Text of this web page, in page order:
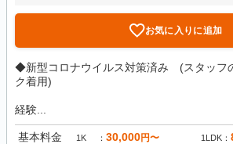
お気に入りに追加
◆新型コロナウイルス対策済み (スタッフ
ク着用)
経験...
基本料金 1K 30,000円〜 1LDK